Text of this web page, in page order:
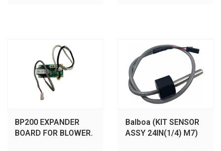
BP200 EXPANDER
BOARD FOR BLOWER.
Balboa (KIT SENSOR
ASSY 24IN(1/4) M7)